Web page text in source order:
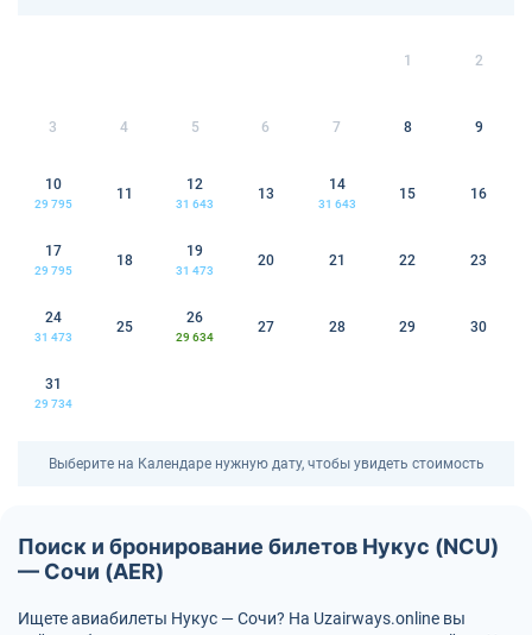
1 2
3 4 5 6 7 8 9
10
29 795
11
12
31 643
13
14
31 643
15 16
17
29 795
18
19
31 473
20 21 22 23
24
31 473
25
26
29 634
27 28 29 30
31
29 734
Выберите на Календаре нужную дату, чтобы увидеть стоимость
Поиск и бронирование билетов Нукус (NCU)
— Сочи (AER)
Ищете авиабилеты Нукус — Сочи? На Uzairways.online вы